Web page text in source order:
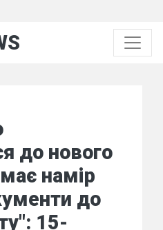
до нового
намір
до
15-